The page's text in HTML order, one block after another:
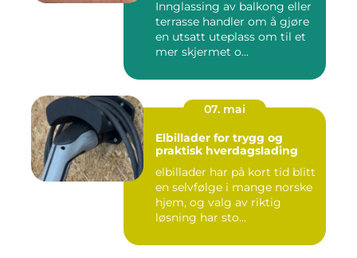
Innglassing av balkong eller
terrasse handler om å gjøre
en utsatt uteplass om til et
mer skjermet o...
07. mai
Elbillader for trygg og
praktisk hverdagslading
elbillader har på kort tid blitt
en selvfølge i mange norske
hjem, og valg av riktig
løsning har sto...